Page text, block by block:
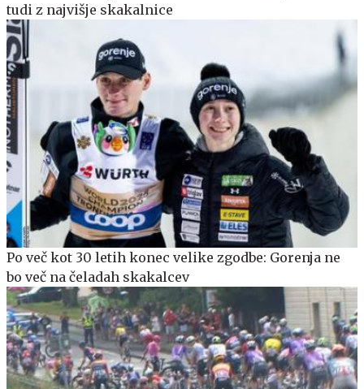
tudi z najvišje skakalnice
Po več kot 30 letih konec velike zgodbe: Gorenja ne
bo več na čeladah skakalcev